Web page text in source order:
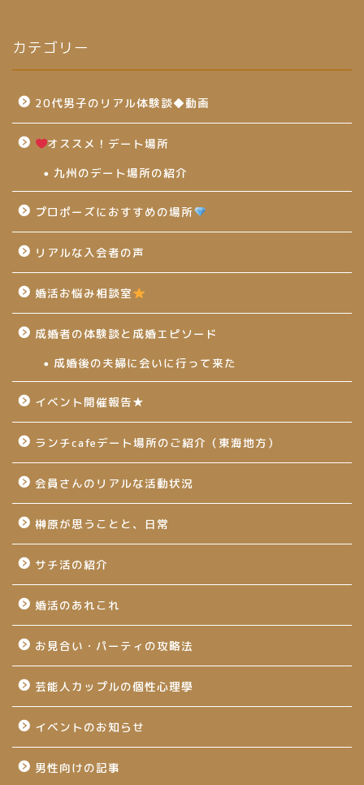
カテゴリー
20代男子のリアル体験談◆動画
オススメ！デート場所
九州のデート場所の紹介
プロポーズにおすすめの場所
リアルな入会者の声
婚活お悩み相談室
成婚者の体験談と成婚エピソード
成婚後の夫婦に会いに行って来た
イベント開催報告★
ランチcafeデート場所のご紹介（東海地方）
会員さんのリアルな活動状況
榊原が思うことと、日常
サチ活の紹介
婚活のあれこれ
お見合い・パーティの攻略法
芸能人カップルの個性心理學
イベントのお知らせ
男性向けの記事